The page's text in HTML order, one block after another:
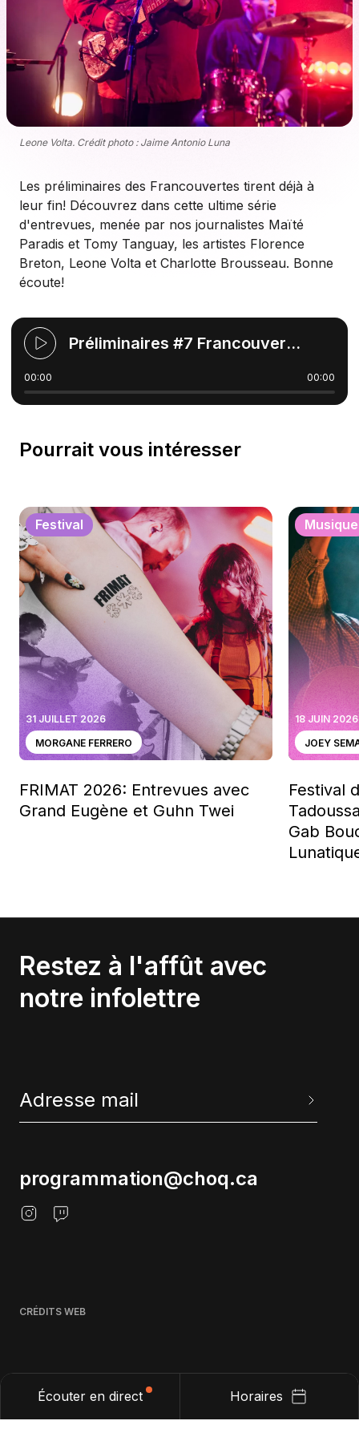
Écouter en direct Horaires
Leone Volta. Crédit photo : Jaime Antonio Luna
Les préliminaires des Francouvertes tirent déjà à
leur fin! Découvrez dans cette ultime série
d'entrevues, menée par nos journalistes Maïté
Paradis et Tomy Tanguay, les artistes Florence
Breton, Leone Volta et Charlotte Brousseau. Bonne
écoute!
Préliminaires #7 Francouvertes
00:00 00:00
Pourrait vous intéresser
Festival
31 JUILLET 2026
MORGANE FERRERO
FRIMAT 2026: Entrevues avec
Grand Eugène et Guhn Twei
Musique
18 JUIN 2026
JOEY
Festival
Gab
Restez à l'affût avec
notre infolettre
programmation@choq.ca
CRÉDITS WEB